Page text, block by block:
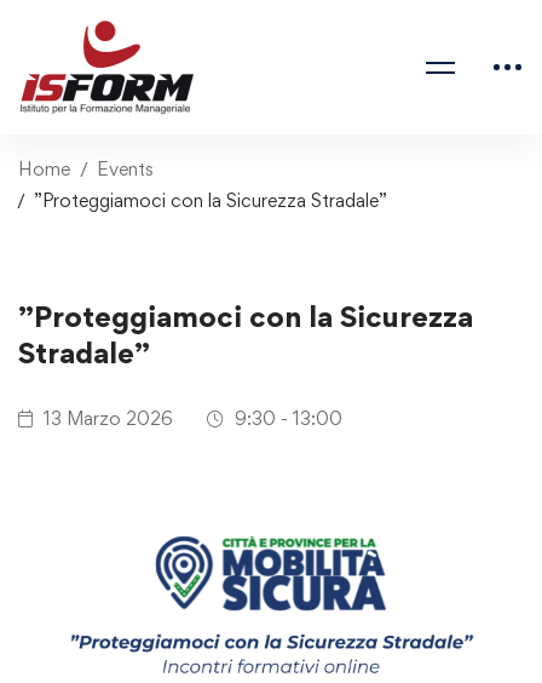
Home
Events
”Proteggiamoci con la Sicurezza Stradale”
”Proteggiamoci con la Sicurezza
Stradale”
13 Marzo 2026 9:30 - 13:00